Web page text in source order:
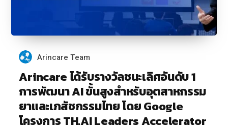
Arincare Team
Arincare ได้รับรางวัลชนะเลิศอันดับ 1
การพัฒนา AI ขั้นสูงสำหรับอุตสาหกรรม
ยาและเภสัชกรรมไทย โดย Google
โครงการ TH.AI Leaders Accelerator